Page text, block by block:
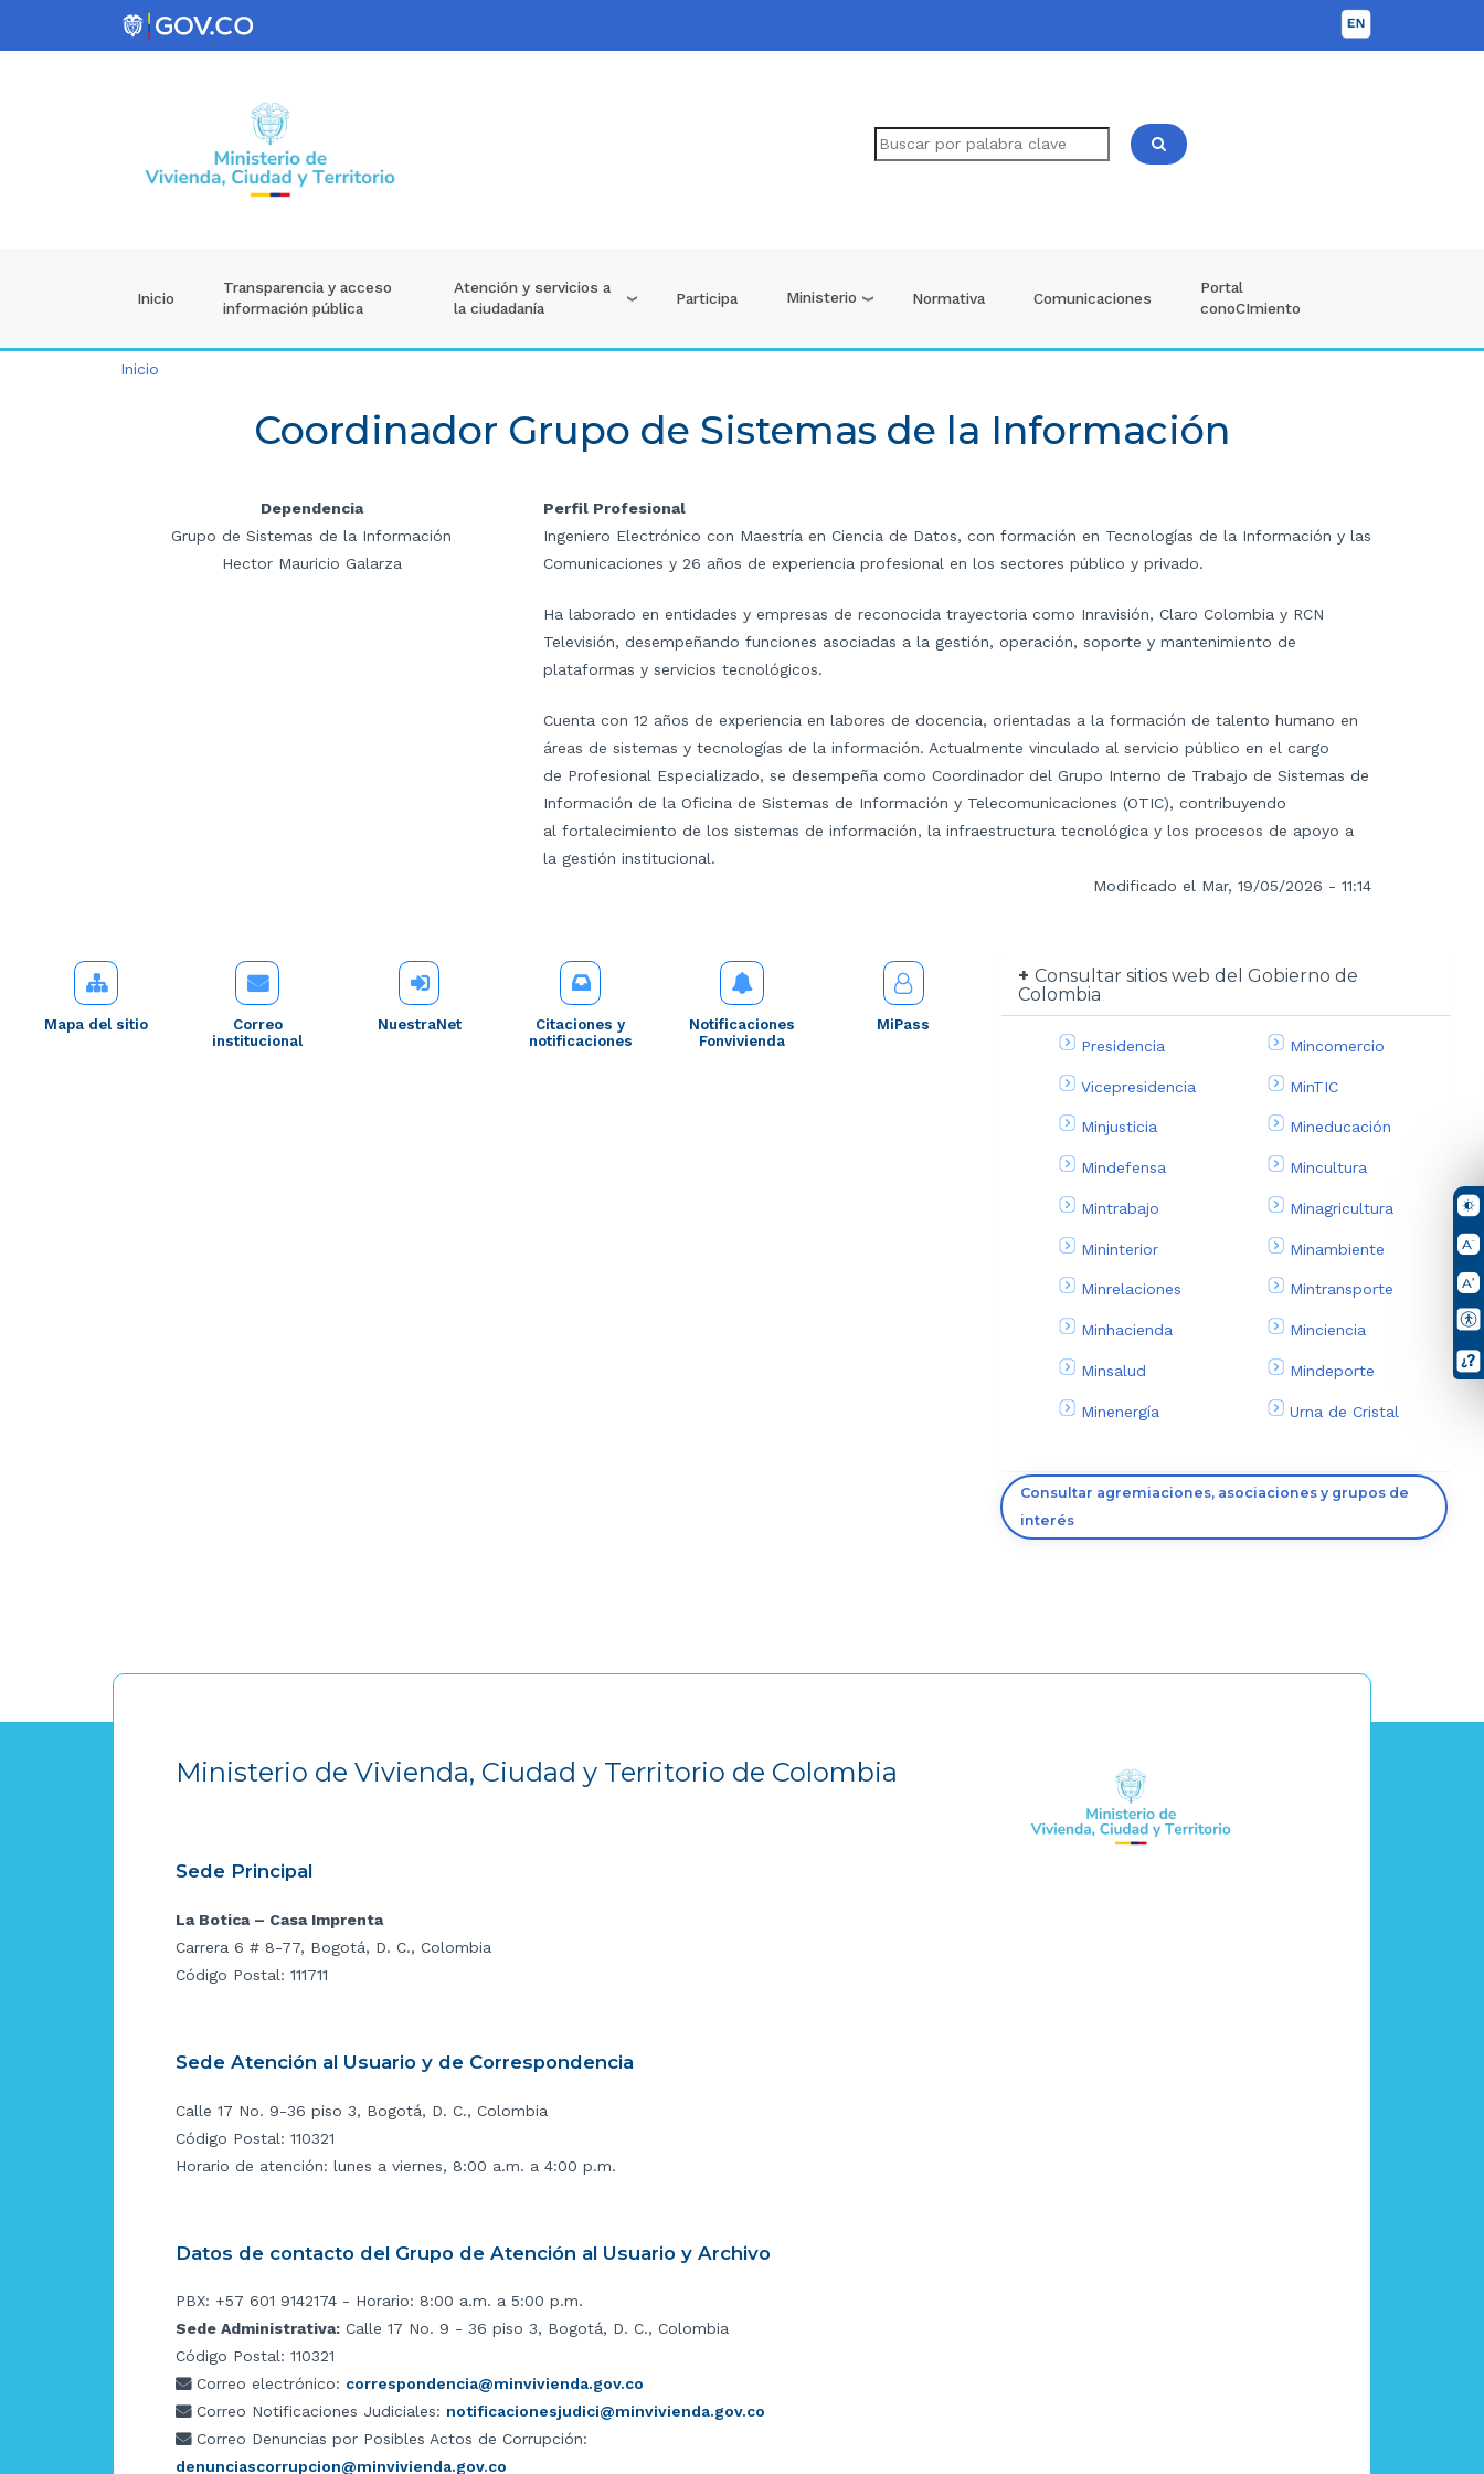
Inicio
Transparencia y acceso
información pública
Atención y servicios a
la ciudadanía
Participa Ministerio Normativa Comunicaciones
Portal
conoCImiento
Inicio
Coordinador Grupo de Sistemas de la Información
Dependencia
Grupo de Sistemas de la Información
Hector Mauricio Galarza
Perfil Profesional
Ingeniero Electrónico con Maestría en Ciencia de Datos, con formación en Tecnologías de la Información y las
Comunicaciones y 26 años de experiencia profesional en los sectores público y privado.
Ha laborado en entidades y empresas de reconocida trayectoria como Inravisión, Claro Colombia y RCN
Televisión, desempeñando funciones asociadas a la gestión, operación, soporte y mantenimiento de
plataformas y servicios tecnológicos.
Cuenta con 12 años de experiencia en labores de docencia, orientadas a la formación de talento humano en
áreas de sistemas y tecnologías de la información. Actualmente vinculado al servicio público en el cargo
de Profesional Especializado, se desempeña como Coordinador del Grupo Interno de Trabajo de Sistemas de
Información de la Oficina de Sistemas de Información y Telecomunicaciones (OTIC), contribuyendo
al fortalecimiento de los sistemas de información, la infraestructura tecnológica y los procesos de apoyo a
la gestión institucional.
Modificado el Mar, 19/05/2026 - 11:14
Mapa del sitio
Correo
institucional
NuestraNet
Citaciones y
notificaciones
Notificaciones
Fonvivienda
MiPass
Consultar sitios web del Gobierno de
Colombia
Presidencia
Vicepresidencia
Minjusticia
Mindefensa
Mintrabajo
Mininterior
Minrelaciones
Minhacienda
Minsalud
Minenergía
Mincomercio
MinTIC
Mineducación
Mincultura
Minagricultura
Minambiente
Mintransporte
Minciencia
Mindeporte
Urna de Cristal
Consultar agremiaciones, asociaciones y grupos de
interés
Ministerio de Vivienda, Ciudad y Territorio de Colombia
Sede Principal
La Botica – Casa Imprenta
Carrera 6 # 8-77, Bogotá, D. C., Colombia
Código Postal: 111711
Sede Atención al Usuario y de Correspondencia
Calle 17 No. 9-36 piso 3, Bogotá, D. C., Colombia
Código Postal: 110321
Horario de atención: lunes a viernes, 8:00 a.m. a 4:00 p.m.
Datos de contacto del Grupo de Atención al Usuario y Archivo
PBX: +57 601 9142174 - Horario: 8:00 a.m. a 5:00 p.m.
Sede Administrativa: Calle 17 No. 9 - 36 piso 3, Bogotá, D. C., Colombia
Código Postal: 110321
Correo electrónico: correspondencia@minvivienda.gov.co
Correo Notificaciones Judiciales: notificacionesjudici@minvivienda.gov.co
Correo Denuncias por Posibles Actos de Corrupción:
denunciascorrupcion@minvivienda.gov.co